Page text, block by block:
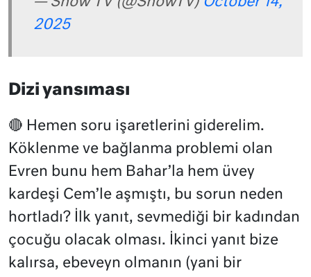
2025
Dizi yansıması
🔴 Hemen soru işaretlerini giderelim.
Köklenme ve bağlanma problemi olan
Evren bunu hem Bahar’la hem üvey
kardeşi Cem’le aşmıştı, bu sorun neden
hortladı? İlk yanıt, sevmediği bir kadından
çocuğu olacak olması. İkinci yanıt bize
kalırsa, ebeveyn olmanın (yani bir